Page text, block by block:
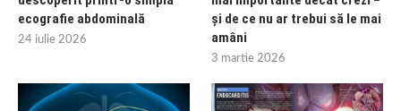
ecografie abdominală
24 iulie 2026
și de ce nu ar trebui să le mai
amâni
3 martie 2026